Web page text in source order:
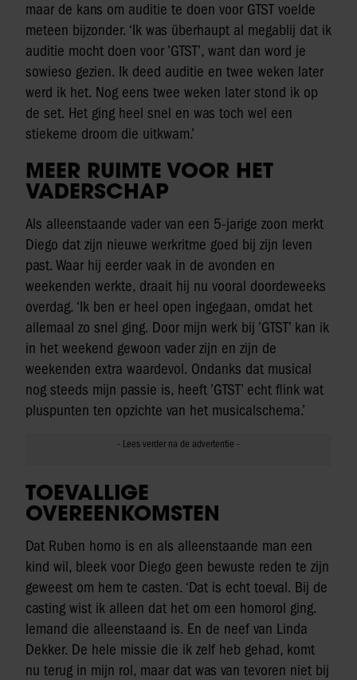
maar de kans om auditie te doen voor GTST voelde
meteen bijzonder. ‘Ik was überhaupt al megablij dat ik
auditie mocht doen voor ’GTST’, want dan word je
sowieso gezien. Ik deed auditie en twee weken later
werd ik het. Nog eens twee weken later stond ik op
de set. Het ging heel snel en was toch wel een
stiekeme droom die uitkwam.’
MEER RUIMTE VOOR HET
VADERSCHAP
Als alleenstaande vader van een 5-jarige zoon merkt
Diego dat zijn nieuwe werkritme goed bij zijn leven
past. Waar hij eerder vaak in de avonden en
weekenden werkte, draait hij nu vooral doordeweeks
overdag. ‘Ik ben er heel open ingegaan, omdat het
allemaal zo snel ging. Door mijn werk bij ’GTST’ kan ik
in het weekend gewoon vader zijn en zijn de
weekenden extra waardevol. Ondanks dat musical
nog steeds mijn passie is, heeft ’GTST’ echt flink wat
pluspunten ten opzichte van het musicalschema.’
TOEVALLIGE
OVEREENKOMSTEN
Dat Ruben homo is en als alleenstaande man een
kind wil, bleek voor Diego geen bewuste reden te zijn
geweest om hem te casten. ‘Dat is echt toeval. Bij de
casting wist ik alleen dat het om een homorol ging.
Iemand die alleenstaand is. En de neef van Linda
Dekker. De hele missie die ik zelf heb gehad, komt
nu terug in mijn rol, maar dat was van tevoren niet bij